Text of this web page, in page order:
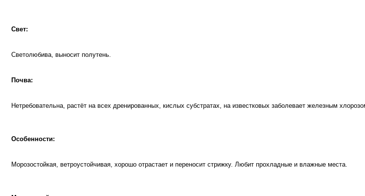
Свет:
Светолюбива, выносит полутень.
Почва:
Нетребовательна, растёт на всех дренированных, кислых субстратах, на известковых заболевает железным
Особенности:
Морозостойкая, ветроустойчивая, хорошо отрастает и переносит стрижку. Любит прохладные и влажные места.